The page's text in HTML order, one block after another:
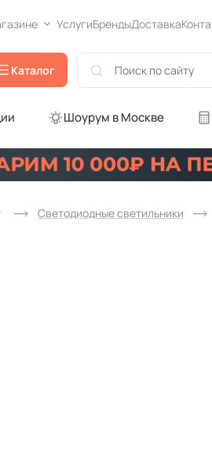
УслугиБрендыДоставка
Каталог
Шоурум в Москве
Светодиодные светильники